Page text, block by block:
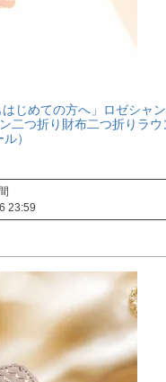
じめての方へ」ロゼシャ
二つ折り財布二つ折りラウ
）
23:59